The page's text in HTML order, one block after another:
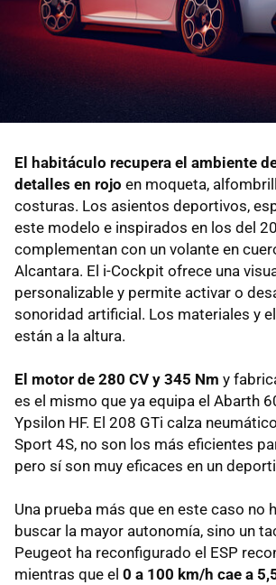
El habitáculo recupera el ambiente
detalles en rojo en moqueta,
costuras. Los asientos deportivos,
este modelo e inspirados en los del
complementan con un volante en
Alcantara. El i-Cockpit ofrece una
personalizable y permite activar o
sonoridad artificial. Los materiales y
están a la altura.
El motor de 280 CV y 345 Nm y
es el mismo que ya equipa el Abarth
Ypsilon HF. El 208 GTi calza
Sport 4S, no son los más eficientes
pero sí son muy eficaces en un
Una prueba más que en este caso no
buscar la mayor autonomía, sino un
Peugeot ha reconfigurado el ESP
mientras que el 0 a 100 km/h cae a